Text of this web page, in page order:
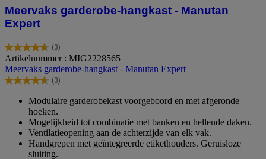
Meervaks garderobe-hangkast - Manutan
Expert
(3)
4.7
van
de
5
beoordelingen
Artikelnummer : MIG2228565
Meervaks garderobe-hangkast - Manutan Expert
(3)
4.7
sterren.
beoordelingen
Modulaire garderobekast voorgeboord en met afgeronde
hoeken.
Mogelijkheid tot combinatie met banken en hellende daken.
Ventilatieopening aan de achterzijde van elk vak.
Handgrepen met geïntegreerde etikethouders. Geruisloze
sluiting.